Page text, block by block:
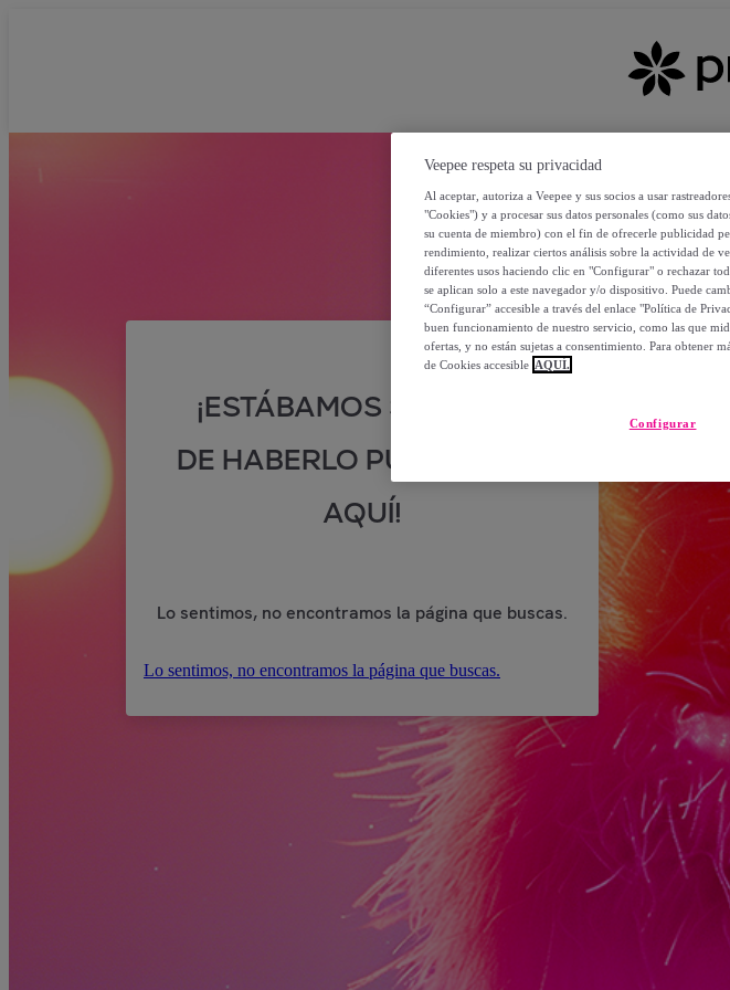
¡ESTÁBAMOS SEGUROS
DE HABERLO PUESTO POR
AQUÍ!
Lo sentimos, no encontramos la página que buscas.
Lo sentimos, no encontramos la página que buscas.
Veepee respeta su privacidad
Al aceptar, autoriza a Veepee y sus socios a usar
"Cookies") y a procesar sus datos personales (como sus
su cuenta de miembro) con el fin de ofrecerle publicidad
rendimiento, realizar ciertos análisis sobre la actividad de
diferentes usos haciendo clic en "Configurar" o rechazar
se aplican solo a este navegador y/o dispositivo. Puede
“Configurar” accesible a través del enlace "Política de
buen funcionamiento de nuestro servicio, como las que
ofertas, y no están sujetas a consentimiento. Para obtener
de Cookies accesible AQUÍ.
Configurar